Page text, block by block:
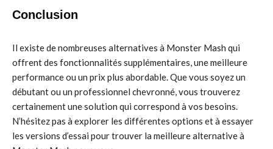
Conclusion
Il existe de nombreuses alternatives à Monster Mash qui
offrent des fonctionnalités supplémentaires, une meilleure
performance ou un prix plus abordable. Que vous soyez un
débutant ou un professionnel chevronné, vous trouverez
certainement une solution qui correspond à vos besoins.
N’hésitez pas à explorer les différentes options et à essayer
les versions d’essai pour trouver la meilleure alternative à